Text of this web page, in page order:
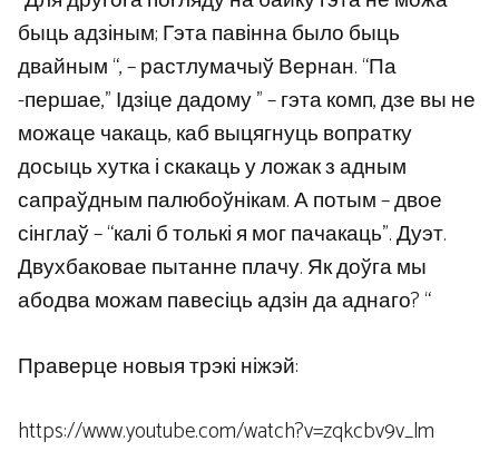
быць адзіным; Гэта павінна было быць
двайным “, – растлумачыў Вернан. “Па
-першае,” Ідзіце дадому ” – гэта комп, дзе вы не
можаце чакаць, каб выцягнуць вопратку
досыць хутка і скакаць у ложак з адным
сапраўдным палюбоўнікам. А потым – двое
сінглаў – “калі б толькі я мог пачакаць”. Дуэт.
Двухбаковае пытанне плачу. Як доўга мы
абодва можам павесіць адзін да аднаго? “
Праверце новыя трэкі ніжэй:
https://www.youtube.com/watch?v=zqkcbv9v_lm